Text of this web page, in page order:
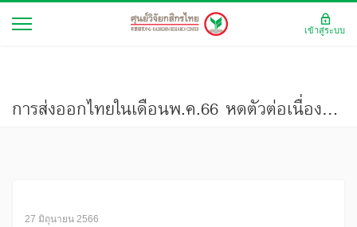
การส่งออกไทยในเดือนพ.ค.66 หดตัวต่อเนื่องแต่ในอัตราชะลอลงที่ -4.6%(YoY) โดยมีปัจจัยหนุนสำคัญจากการส่งออกสินค้าอุตสาหกรรม ขณะที่อานิสงส์จากการฟื้นตัวของเศรษฐกิจจีนอาจลดลง (มองเศรษฐกิจ ฉบับที่ 4009)
27 มิถุนายน 2566
เข้าสู่ระบบ